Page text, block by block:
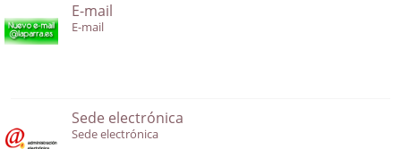
E-mail
E-mail
Sede electrónica
Sede electrónica